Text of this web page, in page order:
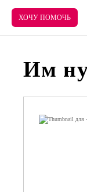
ХОЧУ ПОМОЧЬ
Им